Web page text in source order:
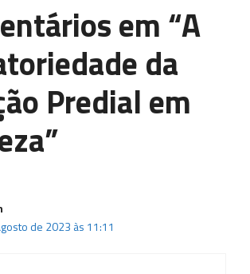
em “A
da
Predial em
de 2023 às 11:11